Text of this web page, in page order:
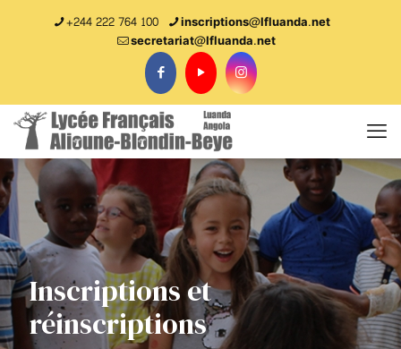
+244 222 764 100
inscriptions@lfluanda.net
secretariat@Ifluanda.net
Inscriptions et
réinscriptions